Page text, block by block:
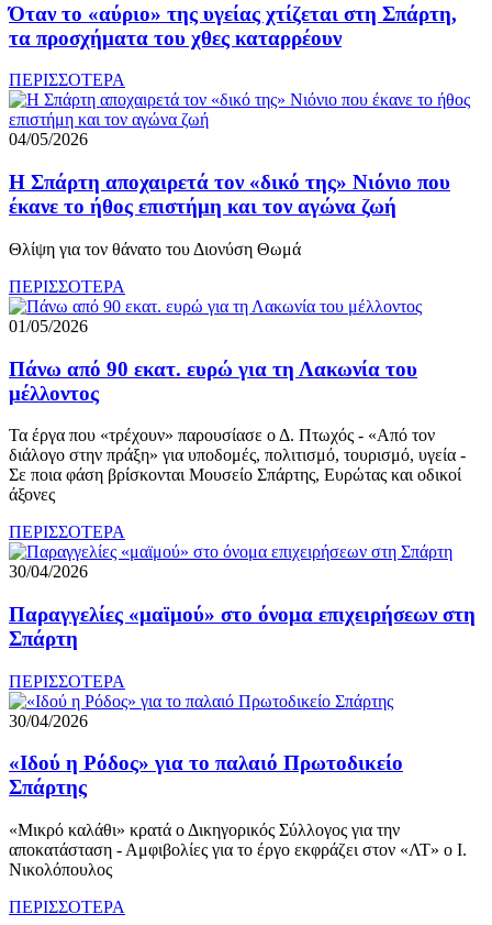
Όταν το «αύριο» της υγείας χτίζεται στη Σπάρτη,
τα προσχήματα του χθες καταρρέουν
ΠΕΡΙΣΣΟΤΕΡΑ
04/05/2026
Η Σπάρτη αποχαιρετά τον «δικό της» Νιόνιο που
έκανε το ήθος επιστήμη και τον αγώνα ζωή
Θλίψη για τον θάνατο του Διονύση Θωμά
ΠΕΡΙΣΣΟΤΕΡΑ
01/05/2026
Πάνω από 90 εκατ. ευρώ για τη Λακωνία του
μέλλοντος
Τα έργα που «τρέχουν» παρουσίασε ο Δ. Πτωχός - «Από τον
διάλογο στην πράξη» για υποδομές, πολιτισμό, τουρισμό, υγεία -
Σε ποια φάση βρίσκονται Μουσείο Σπάρτης, Ευρώτας και οδικοί
άξονες
ΠΕΡΙΣΣΟΤΕΡΑ
30/04/2026
Παραγγελίες «μαϊμού» στο όνομα επιχειρήσεων στη
Σπάρτη
ΠΕΡΙΣΣΟΤΕΡΑ
30/04/2026
«Ιδού η Ρόδος» για το παλαιό Πρωτοδικείο
Σπάρτης
«Μικρό καλάθι» κρατά ο Δικηγορικός Σύλλογος για την
αποκατάσταση - Αμφιβολίες για το έργο εκφράζει στον «ΛΤ» ο Ι.
Νικολόπουλος
ΠΕΡΙΣΣΟΤΕΡΑ